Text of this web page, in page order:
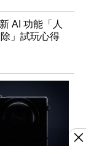
AI 功能「人
」試玩心得